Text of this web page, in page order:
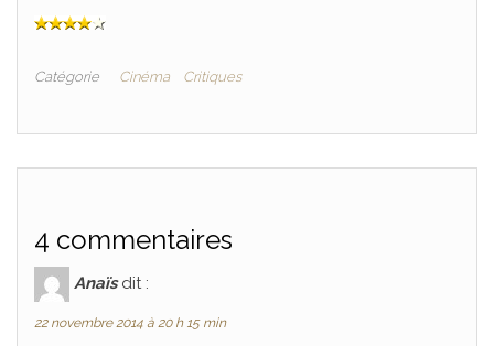
Catégorie Cinéma Critiques
4 commentaires
Anaïs dit :
22 novembre 2014 à 20 h 15 min